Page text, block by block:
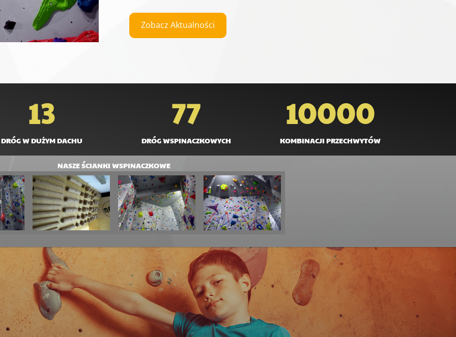
Zobacz Aktualności
13
DRÓG W DUŻYM DACHU
77
DRÓG WSPINACZKOWYCH
10000
KOMBINACJI PRZECHWYTÓW
NASZE ŚCIANKI WSPINACZKOWE